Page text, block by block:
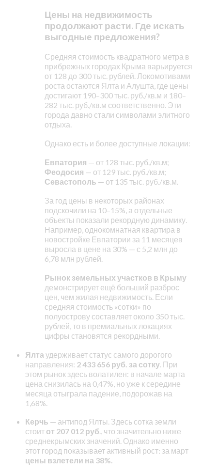
Цены на недвижимость
продолжают расти. Где искать
выгодные предложения?
Средняя стоимость квадратного метра в
прибрежных городах Крыма варьируется
от 128 до 300 тыс. рублей. Локомотивами
роста остаются Ялта и Алушта, где цены
достигают 190–300 тыс. руб./кв.м и 180–
282 тыс. руб./кв.м соответственно. Эти
города давно стали символами элитного
отдыха.
Однако есть и более доступные локации:
Евпатория — от 128 тыс. руб./кв.м;
Феодосия — от 129 тыс. руб./кв.м;
Севастополь — от 135 тыс. руб./кв.м.
За год цены в некоторых районах
подскочили на 10–15%, а отдельные
объекты показали рекордную динамику.
Например, однокомнатная квартира в
новостройке Евпатории за 11 месяцев
выросла в цене на 30% — с 5,2 млн до
6,78 млн рублей.
Рынок земельных участков в Крыму
демонстрирует ещё больший разброс
цен, чем жилая недвижимость. Если
средняя стоимость «сотки» по
полуострову составляет около 350 тыс.
рублей, то в премиальных локациях
цифры становятся рекордными.
Ялтаудерживает статус самого дорогого
направления: 2 433 656 руб. за сотку. При
этом рынок здесь волатилен: в начале марта
цена снизилась на 0,47%, но уже к середине
месяца отыграла падение, подорожав на
1,68%.
Керчь — антипод Ялты. Здесь сотка земли
стоит от 207 012 руб., что значительно ниже
среднекрымских значений. Однако именно
этот город показывает активный рост: за март
цены взлетели на 38%.